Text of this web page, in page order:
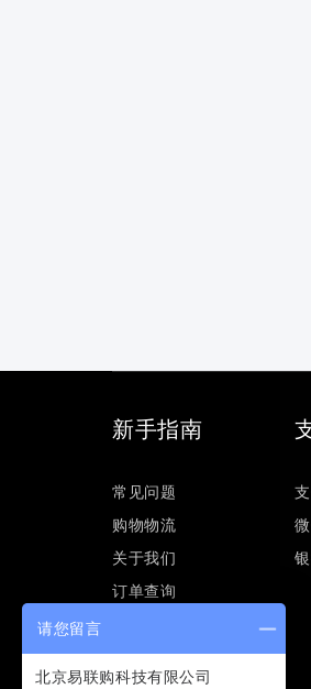
新手指南
常见问题
购物物流
关于我们
订单查询
请您留言